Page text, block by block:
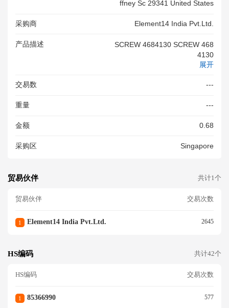
Ffney Sc 29341 United States
采购商 Element14 India Pvt.ltd.
产品描述
SCREW 4684130 SCREW 468
4130
展开
交易数 ---
重量 ---
金额 0.68
采购区 Singapore
贸易伙伴 共计1个
贸易伙伴 交易次数
1 Element14 India Pvt.ltd. 2645
HS编码 共计42个
HS编码 交易次数
1 85366990 577